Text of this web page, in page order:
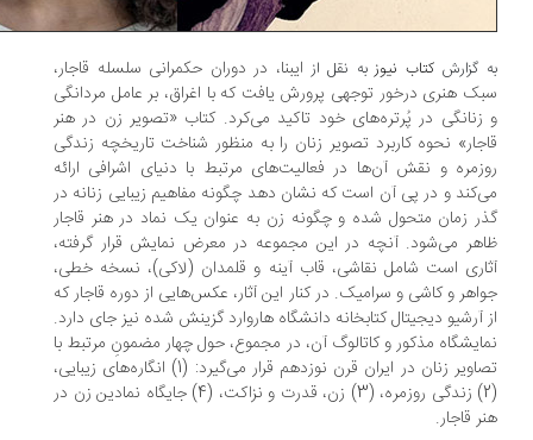
گزارش کتاب نیوز به نقل از ایبنا، در دوران حکمرانی سلسله‌ قاجار،
هنری درخور توجهی پرورش یافت که با اغراق، بر عامل مردانگی
در پُرتره‌های خود تاکید می‌کرد. کتاب «تصویر زن در هنر
نحوه‌ کاربرد تصویر زنان را به منظور شناخت تاریخچه‌ زندگی
و نقش آن‌ها در فعالیت‌های مرتبط با دنیای اشرافی ارائه
و در پی آن است که نشان دهد چگونه مفاهیم زیبایی زنانه در
زمان متحول شده و چگونه زن به عنوان یک نماد در هنر قاجار
می‌‌شود. آنچه در این مجموعه در معرض نمایش قرار گرفته،
است شامل نقاشی، قاب آینه و قلمدان (لاکی)، نسخه‌ خطی،
و کاشی و سرامیک. در کنار این آثار، عکس‌هایی از دوره‌ قاجار که
آرشیو دیجیتال کتابخانه‌ دانشگاه هاروارد گزینش شده نیز جای دارد.
مذکور و کاتالوگ آن، در مجموع، حول چهار مضمونِ مرتبط با
تصاویر زنان در ایران قرن نوزدهم قرار می‌گیرد: (1) انگاره‌های زیبایی،
(2) زندگی روزمره، (3) زن، قدرت و نزاکت، (4) جایگاه نمادین زن در
قاجار.